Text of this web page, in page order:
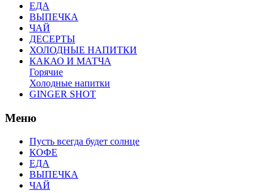
ЕДА
ВЫПЕЧКА
ЧАЙ
ДЕСЕРТЫ
ХОЛОДНЫЕ НАПИТКИ
КАКАО И МАТЧА
Горячие
Холодные напитки
GINGER SHOT
Меню
Пусть всегда будет солнце
КОФЕ
ЕДА
ВЫПЕЧКА
ЧАЙ